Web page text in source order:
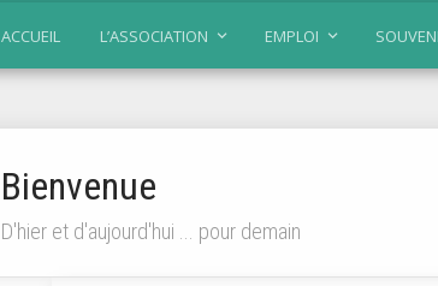
ACCUEIL L’ASSOCIATION EMPLOI
Bienvenue
D'hier et d'aujourd'hui ... pour demain